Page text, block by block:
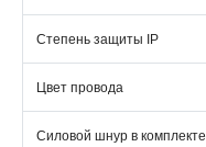
Степень защиты IP
Цвет провода
Силовой шнур в комплекте